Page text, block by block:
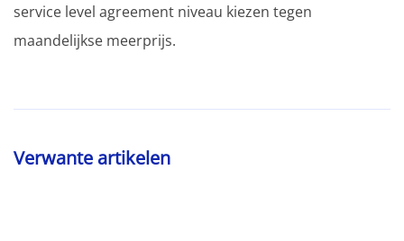
service level agreement niveau kiezen tegen
maandelijkse meerprijs.
Verwante artikelen